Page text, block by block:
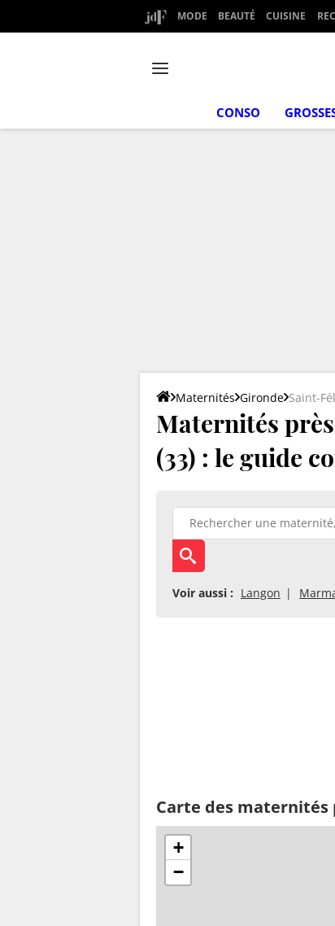
MODE BEAUTÉ CUISINE
CONSO
Maternités Gironde Saint-
Maternités
(33) : le guide
Voir aussi : Langon
Carte des maternités
+
−